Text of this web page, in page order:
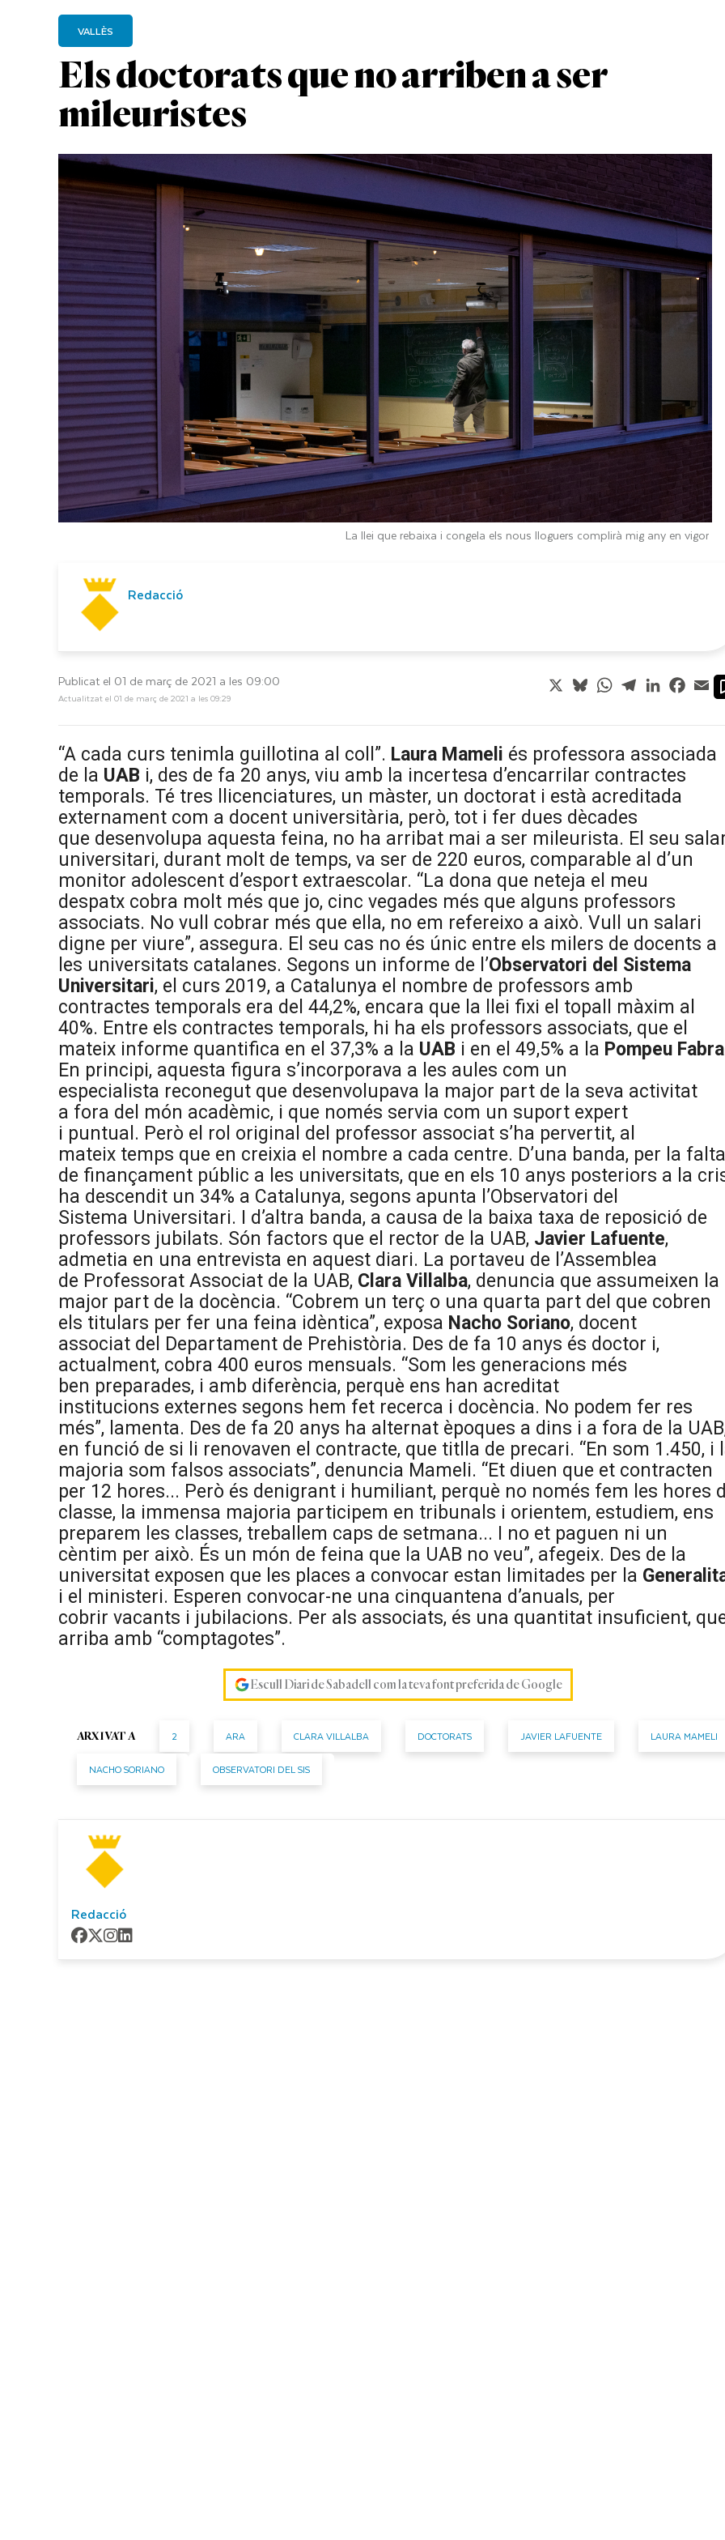
Els doctorats que no arriben a ser
mileuristes
VALLÈS
La llei que rebaixa i congela els nous lloguers complirà mig any en vigor
Redacció
Publicat el 01 de març de 2021 a les 09:00
Actualitzat el 01 de març de 2021 a les 09:29
X BlueskyWhatsApp
TelegramLinkedIn
“A cada curs tenimla guillotina al coll”. Laura Mameli és professora associada
de la UAB i, des de fa 20 anys, viu amb la incertesa d’encarrilar contractes
temporals. Té tres llicenciatures, un màster, un doctorat i està acreditada
externament com a docent universitària, però, tot i fer dues dècades
que desenvolupa aquesta feina, no ha arribat mai a ser mileurista. El seu
universitari, durant molt de temps, va ser de 220 euros, comparable al d’un
monitor adolescent d’esport extraescolar. “La dona que neteja el meu
despatx cobra molt més que jo, cinc vegades més que alguns professors
associats. No vull cobrar més que ella, no em refereixo a això. Vull un salari
digne per viure”, assegura. El seu cas no és únic entre els milers de docents a
les universitats catalanes. Segons un informe de l’Observatori del Sistema
Universitari, el curs 2019, a Catalunya el nombre de professors amb
contractes temporals era del 44,2%, encara que la llei fixi el topall màxim al
40%. Entre els contractes temporals, hi ha els professors associats, que el
mateix informe quantifica en el 37,3% a la UAB i en el 49,5% a la Pompeu Fabra
En principi, aquesta figura s’incorporava a les aules com un
especialista reconegut que desenvolupava la major part de la seva activitat
a fora del món acadèmic, i que només servia com un suport expert
i puntual. Però el rol original del professor associat s’ha pervertit, al
mateix temps que en creixia el nombre a cada centre. D’una banda, per la falta
de finançament públic a les universitats, que en els 10 anys posteriors a la
ha descendit un 34% a Catalunya, segons apunta l’Observatori del
Sistema Universitari. I d’altra banda, a causa de la baixa taxa de reposició de
professors jubilats. Són factors que el rector de la UAB, Javier Lafuente,
admetia en una entrevista en aquest diari. La portaveu de l’Assemblea
de Professorat Associat de la UAB, Clara Villalba, denuncia que assumeixen la
major part de la docència. “Cobrem un terç o una quarta part del que cobren
els titulars per fer una feina idèntica”, exposa Nacho Soriano, docent
associat del Departament de Prehistòria. Des de fa 10 anys és doctor i,
actualment, cobra 400 euros mensuals. “Som les generacions més
ben preparades, i amb diferència, perquè ens han acreditat
institucions externes segons hem fet recerca i docència. No podem fer res
més”, lamenta. Des de fa 20 anys ha alternat èpoques a dins i a fora de la
en funció de si li renovaven el contracte, que titlla de precari. “En som 1.450, i
majoria som falsos associats”, denuncia Mameli. “Et diuen que et contracten
per 12 hores... Però és denigrant i humiliant, perquè no només fem les hores
classe, la immensa majoria participem en tribunals i orientem, estudiem, ens
preparem les classes, treballem caps de setmana... I no et paguen ni un
cèntim per això. És un món de feina que la UAB no veu”, afegeix. Des de la
universitat exposen que les places a convocar estan limitades per la
i el ministeri. Esperen convocar-ne una cinquantena d’anuals, per
cobrir vacants i jubilacions. Per als associats, és una quantitat insuficient,
arriba amb “comptagotes”.
Escull Diari de Sabadell com la teva font preferida de Google
ARXIVAT A 2 ARA CLARA VILLALBA DOCTORATS JAVIER LAFUENTE LAURA MAMELI
NACHO SORIANO OBSERVATORI DEL SIS
Redacció